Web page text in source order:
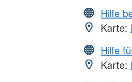
Hilfe
Karte:
Hilfe
Karte: